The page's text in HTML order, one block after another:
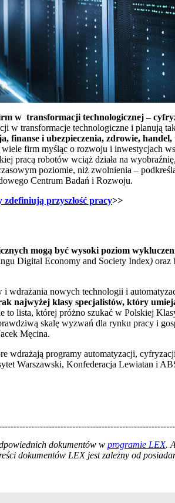
w transformacji technologicznej –
w transformacje technologiczne i planują
finanse i ubezpieczenia, zdrowie, handel,
firm myśląc o rozwoju i inwestycjach
pracą robotów wciąż działa na
poziomie, niż zwolnienia –
Centrum Badań i Rozwoju.
przyszłość pracy>>
mogą być wysoki poziom
Digital Economy and Society Index) oraz
wdrażania nowych technologii i
najwyżej klasy specjalistów, który
to lista, której próżno szukać w Polskiej
skalę wyzwań dla rynku pracy i
Męcina.
wdrażają programy automatyzacji,
Warszawski, Konfederacja Lewiatan i
dokumentów w programie LEX.
dokumentów LEX jest zależny od